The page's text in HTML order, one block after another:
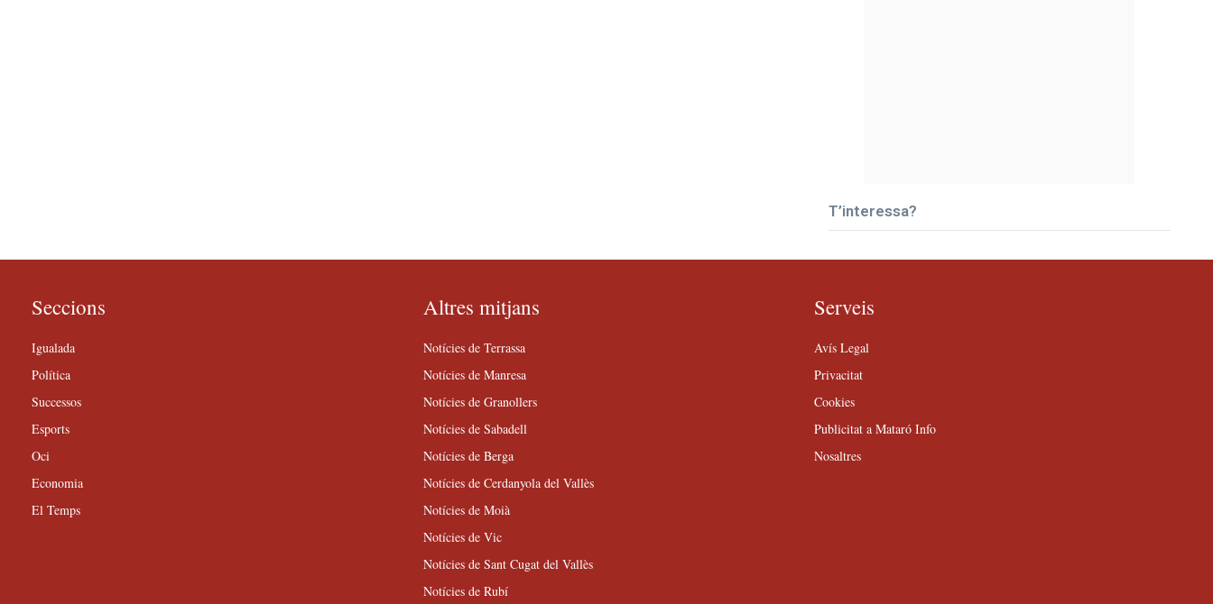
T’interessa?
Seccions
Igualada
Política
Successos
Esports
Oci
Economia
El Temps
Altres mitjans
Notícies de Terrassa
Notícies de Manresa
Notícies de Granollers
Notícies de Sabadell
Notícies de Berga
Notícies de Cerdanyola del Vallès
Notícies de Moià
Notícies de Vic
Notícies de Sant Cugat del Vallès
Notícies de Rubí
Serveis
Avís Legal
Privacitat
Cookies
Publicitat a Mataró Info
Nosaltres